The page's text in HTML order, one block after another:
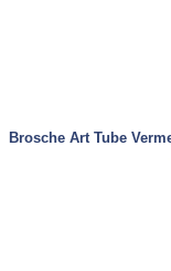
Brosche Art Tube